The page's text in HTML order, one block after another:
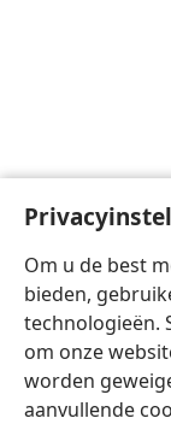
Om u de best
bieden,
technologieën.
om onze
worden
aanvullende
Copyright © 2026